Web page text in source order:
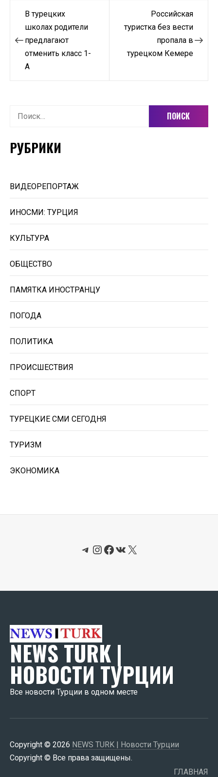
Навигация
записям
В турецких
школах родители
предлагают
отменить класс 1-
А
Российская
туристка без вести
пропала в
турецком Кемере
Найти:
РУБРИКИ
ВИДЕОРЕПОРТАЖ
ИНОСМИ: ТУРЦИЯ
КУЛЬТУРА
ОБЩЕСТВО
ПАМЯТКА ИНОСТРАНЦУ
ПОГОДА
ПОЛИТИКА
ПРОИСШЕСТВИЯ
СПОРТ
ТУРЕЦКИЕ СМИ СЕГОДНЯ
ТУРИЗМ
ЭКОНОМИКА
Telegram
Instagram
Facebook
ВКонтакте
X
NEWS TURK |
НОВОСТИ ТУРЦИИ
Все новости Турции в одном месте
Copyright © 2026 NEWS TURK | Новости Турции
Copyright © Все права защищены.
ГЛАВНАЯ